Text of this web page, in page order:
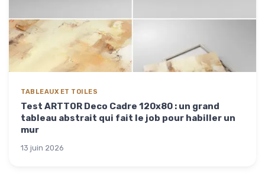
TABLEAUX ET TOILES
Test ARTTOR Deco Cadre 120x80 : un grand
tableau abstrait qui fait le job pour habiller un
mur
13 juin 2026